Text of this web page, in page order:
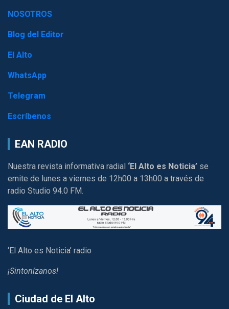
NOSOTROS
Blog del Editor
El Alto
WhatsApp
Telegram
Escríbenos
EAN RADIO
Nuestra revista informativa radial ‘El Alto es Noticia’ se
emite de lunes a viernes de 12h00 a 13h00 a través de
radio Studio 94.0 FM.
‘El Alto es Noticia’ radio
¡Sintonízanos!
Ciudad de El Alto